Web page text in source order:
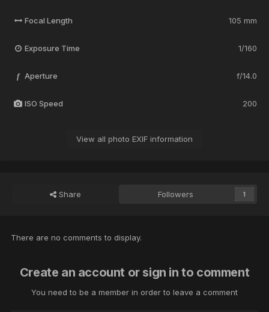
Focal Length 105 mm
Exposure Time 1/160
f Aperture f/14.0
ISO Speed 200
View all photo EXIF information
Share Followers 1
There are no comments to display.
Create an account or sign in to comment
You need to be a member in order to leave a comment